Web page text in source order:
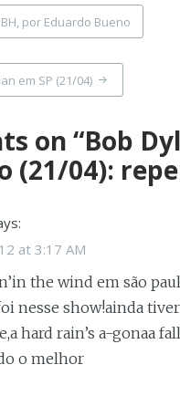
por Eduardo Bueno
em SP (21/04)
on “Bob
(21/04):
at 3:17 AM
the wind em são
nesse show!ainda
hard rain’s a-gonaa
o melhor